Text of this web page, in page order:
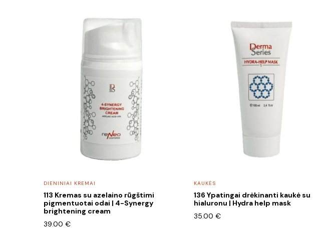
DIENINIAI KREMAI
113 Kremas su azelaino rūgštimi
pigmentuotai odai | 4-Synergy
brightening cream
39.00 €
KAUKĖS
136 Ypatingai drėkinanti kaukė su
hialuronu | Hydra help mask
35.00 €